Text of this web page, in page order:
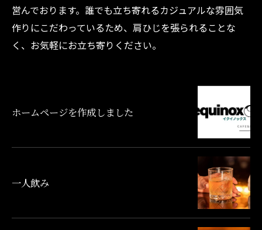
営んでおります。誰でも立ち寄れるカジュアルな雰囲気
作りにこだわっているため、肩ひじを張られることな
く、お気軽にお立ち寄りください。
ホームページを作成しました
一人飲み